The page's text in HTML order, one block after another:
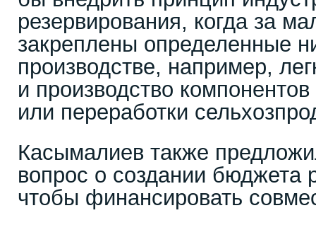
резервирования, когда за
закреплены определенные
производстве, например,
и производство
или переработки
Касымалиев также
вопрос о создании бюджета
чтобы финансировать